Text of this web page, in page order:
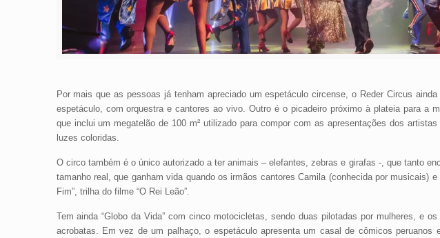
Por mais que as pessoas já tenham apreciado um espetáculo circense, o Reder Circus
espetáculo, com orquestra e cantores ao vivo. Outro é o picadeiro próximo à plateia para a
que inclui um megatelão de 100 m² utilizado para compor com as apresentações dos
luzes coloridas.
O circo também é o único autorizado a ter animais – elefantes, zebras e girafas -, que tanto
tamanho real, que ganham vida quando os irmãos cantores Camila (conhecida por musicais)
Fim”, trilha do filme “O Rei Leão”.
Tem ainda “Globo da Vida” com cinco motocicletas, sendo duas pilotadas por mulheres, e
acrobatas. Em vez de um palhaço, o espetáculo apresenta um casal de cômicos peruanos